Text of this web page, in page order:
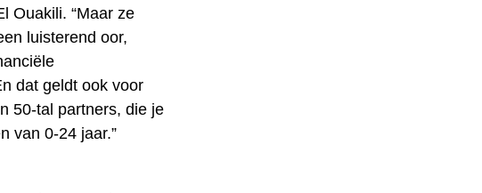
Ouakili. “Maar ze
luisterend oor,
dat geldt ook voor
50-tal partners, die je
van 0-24 jaar.”